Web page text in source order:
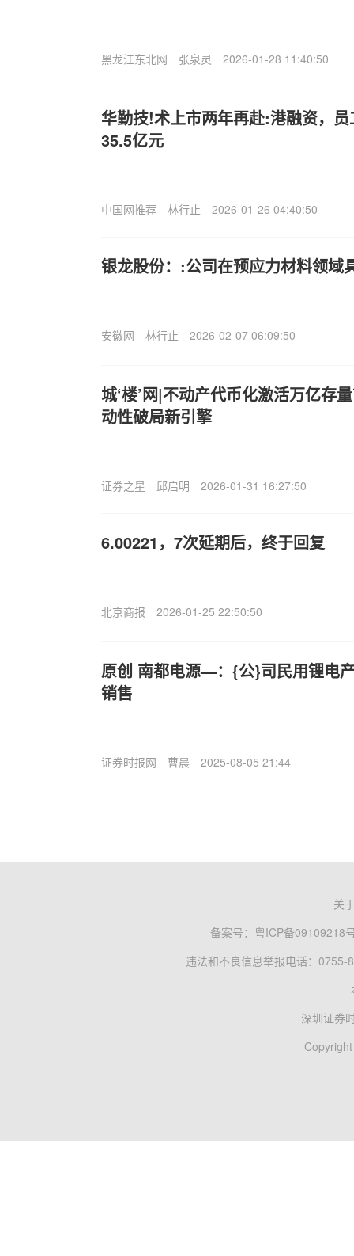
黑龙江东北网 张泉灵 2026-01-28 11:40:50
华勤技!术上市两年再赴:港融资，
35.5亿元
中国网推荐 林行止 2026-01-26 04:40:50
银龙股份：:公司在预应力材料领域
安徽网 林行止 2026-02-07 06:09:50
城‘楼’网|不动产代币化激活万亿存
动性破局新引擎
证券之星 邱启明 2026-01-31 16:27:50
6.00221，7次延期后，终于回复
北京商报 2026-01-25 22:50:50
原创 南都电源—：{公}司民用锂电
销售
证券时报网 曹晨 2025-08-05 21:44
关
备案号： 粤ICP备09109218
违法和不良信息举报电话：0755-
深圳证券